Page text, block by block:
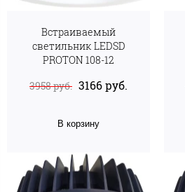
Встраиваемый
светильник LEDSD
PROTON 108-12
3958 руб. 3166 руб.
В корзину